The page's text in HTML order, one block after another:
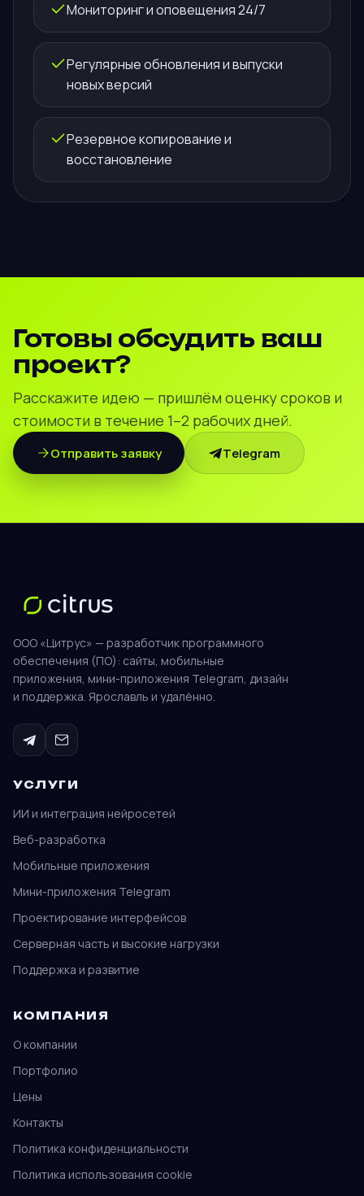
Мониторинг и оповещения 24/7
Регулярные обновления и выпуски
новых версий
Резервное копирование и
восстановление
Готовы обсудить ваш
проект?
Расскажите идею — пришлём оценку сроков и
стоимости в течение 1–2 рабочих дней.
Отправить заявку Telegram
ООО «Цитрус» — разработчик программного
обеспечения (ПО): сайты, мобильные
приложения, мини-приложения Telegram, дизайн
и поддержка. Ярославль и удалённо.
УСЛУГИ
ИИ и интеграция нейросетей
Веб-разработка
Мобильные приложения
Мини-приложения Telegram
Проектирование интерфейсов
Серверная часть и высокие нагрузки
Поддержка и развитие
КОМПАНИЯ
О компании
Портфолио
Цены
Контакты
Политика конфиденциальности
Политика использования cookie